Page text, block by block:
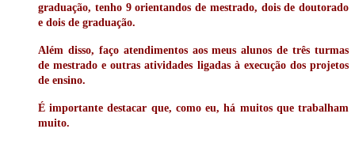
graduação, tenho 9 orientandos de mestrado, dois de doutorado
e dois de graduação.
Além disso, faço atendimentos aos meus alunos de três turmas
de mestrado e outras atividades ligadas à execução dos projetos
de ensino.
É importante destacar que, como eu, há muitos que trabalham
muito.